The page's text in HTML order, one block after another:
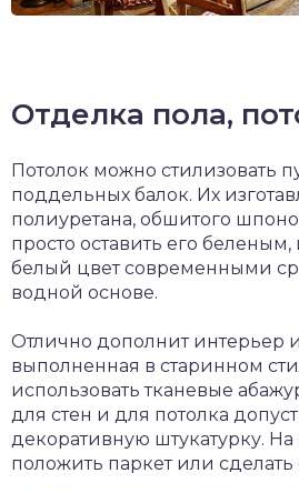
Отделка пола,
Потолок можно стилизовать
поддельных балок. Их
полиуретана, обшитого
просто оставить его
белый цвет современными
водной основе.
Отлично дополнит интерьер
выполненная в старинном
использовать тканевые
для стен и для потолка
декоративную штукатурку.
положить паркет или